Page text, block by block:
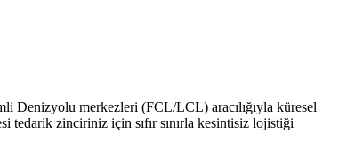
Denizyolu merkezleri (FCL/LCL) aracılığıyla küresel
zinciriniz için sıfır sınırla kesintisiz lojistiği